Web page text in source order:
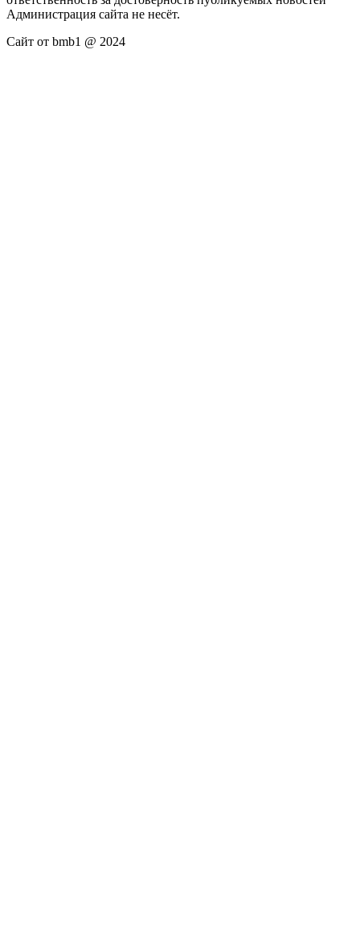
Администрация сайта не несёт.
Сайт от bmb1 @ 2024